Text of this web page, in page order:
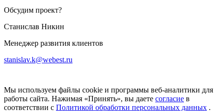
Обсудим проект?
Станислав Никин
Менеджер развития клиентов
stanislav.k@webest.ru
Мы используем файлы cookie и программы веб-аналитики для
работы сайта. Нажимая «Принять», вы даете согласие в
соответствии с Политикой обработки персональных данных .